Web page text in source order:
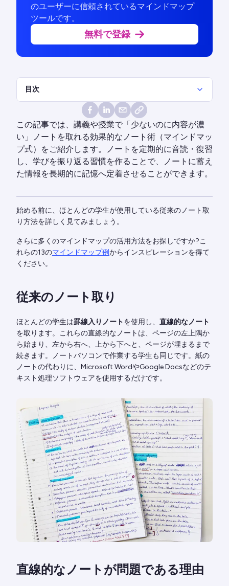
のユーザーに信頼されているマインドマップ
ツールです。
無料で登録
目次
この記事では、講義や授業で「少ないのに内容が濃
い」ノートを取れる効果的なノート術（マインドマッ
プ式）をご紹介します。ノートを定期的に音読・復習
し、学びを振り返る習慣を作ることで、ノートに蓄え
た情報を長期的に記憶へ定着させることができます。
始める前に、ほとんどの学生が使用している従来のノート取
り方法を詳しく見てみましょう。
さらに多くのマインドマップの活用方法をお探しですか?こ
れらの13のマインドマップ例からインスピレーションを得て
ください。
従来のノート取り
ほとんどの学生は罫線入りノートを使用し、 直線的なノート
を取ります。これらの直線的なノートは、ページの左上隅か
ら始まり、左から右へ、上から下へと、ページが埋まるまで
続きます。ノートパソコンで作業する学生も同じです。紙の
ノートの代わりに、Microsoft WordやGoogle Docsなどのテ
キスト処理ソフトウェアを使用するだけです。
直線的なノートが問題である理由